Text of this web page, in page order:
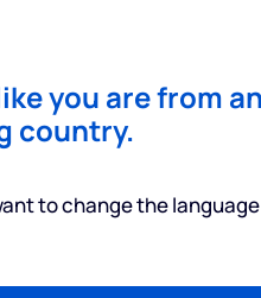
you are from
country.
to change the